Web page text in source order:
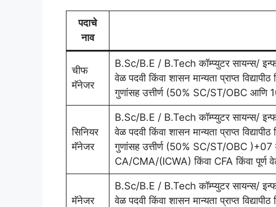
पदाचे
नाव
चीफ
मॅनेजर
B.Sc/B.E / B.Tech कॉम्प्युटर सायन्स/
वेळ पदवी किंवा शासन मान्यता प्राप्त
गुणांसह उत्तीर्ण (50% SC/ST/OBC
सिनियर
मॅनेजर
B.Sc/B.E / B.Tech कॉम्प्युटर सायन्स/
वेळ पदवी किंवा शासन मान्यता प्राप्त
गुणांसह उत्तीर्ण (50% SC/ST/OBC )+07
CA/CMA/(ICWA) किंवा CFA किंवा
मॅनेजर
B.Sc/B.E / B.Tech कॉम्प्युटर सायन्स/
वेळ पदवी किंवा शासन मान्यता प्राप्त